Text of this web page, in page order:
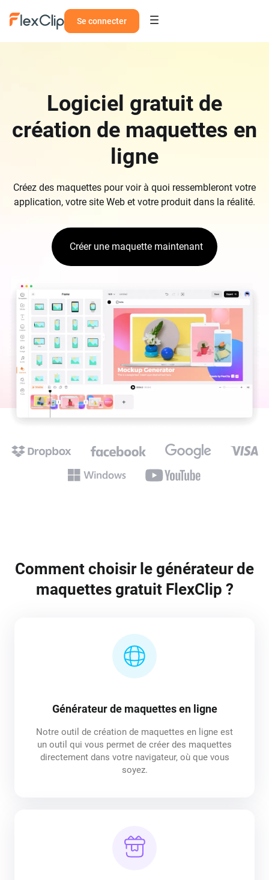
Se connecter
Logiciel gratuit de
création de maquettes en
ligne
Créez des maquettes pour voir à quoi ressembleront votre
application, votre site Web et votre produit dans la réalité.
Créer une maquette maintenant
Comment choisir le générateur de
maquettes gratuit FlexClip ?
Générateur de maquettes en ligne
Notre outil de création de maquettes en ligne est
un outil qui vous permet de créer des maquettes
directement dans votre navigateur, où que vous
soyez.